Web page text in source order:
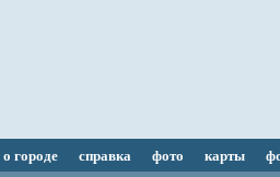
о городе справка фото карты